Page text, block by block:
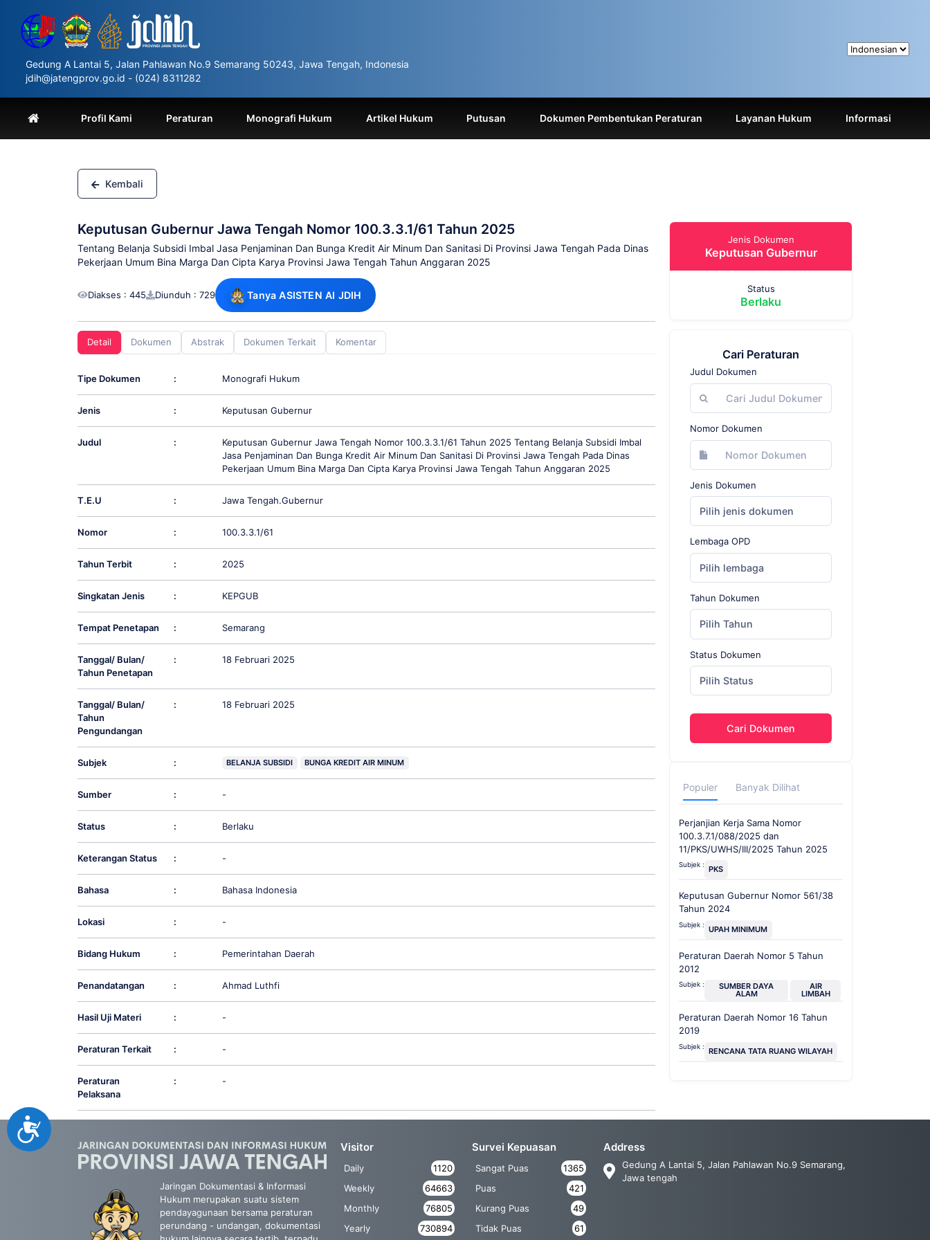
website
includes
accessibility
system.
Control-
F11
Accessibility
Gedung A Lantai 5, Jalan Pahlawan No.9 Semarang 50243, Jawa Tengah, Indonesia
jdih@jatengprov.go.id - (024) 8311282
Profil Kami Peraturan Monografi Hukum Artikel Hukum Putusan Dokumen Pembentukan Peraturan Layanan Hukum Informasi
Kembali
Keputusan Gubernur Jawa Tengah Nomor 100.3.3.1/61 Tahun 2025
Tentang Belanja Subsidi Imbal Jasa Penjaminan Dan Bunga Kredit Air Minum Dan Sanitasi Di Provinsi Jawa Tengah Pada Dinas
Pekerjaan Umum Bina Marga Dan Cipta Karya Provinsi Jawa Tengah Tahun Anggaran 2025
Diakses : 445 Diunduh : 729 Tanya ASISTEN AI JDIH
Detail Dokumen Abstrak Dokumen Terkait Komentar
Tipe Dokumen : Monografi Hukum
Jenis : Keputusan Gubernur
Judul :
Keputusan Gubernur Jawa Tengah Nomor 100.3.3.1/61 Tahun 2025 Tentang Belanja Subsidi Imbal
Jasa Penjaminan Dan Bunga Kredit Air Minum Dan Sanitasi Di Provinsi Jawa Tengah Pada Dinas
Pekerjaan Umum Bina Marga Dan Cipta Karya Provinsi Jawa Tengah Tahun Anggaran 2025
T.E.U : Jawa Tengah.Gubernur
Nomor : 100.3.3.1/61
Tahun Terbit : 2025
Singkatan Jenis : KEPGUB
Tempat Penetapan : Semarang
Tanggal/ Bulan/
Tahun Penetapan
: 18 Februari 2025
Tanggal/ Bulan/
Tahun
Pengundangan
: 18 Februari 2025
Subjek : BELANJA SUBSIDI BUNGA KREDIT AIR MINUM
Sumber : -
Status : Berlaku
Keterangan Status : -
Bahasa : Bahasa Indonesia
Lokasi : -
Bidang Hukum : Pemerintahan Daerah
Penandatangan : Ahmad Luthfi
Hasil Uji Materi : -
Peraturan Terkait : -
Peraturan
Pelaksana
: -
Jenis Dokumen
Keputusan Gubernur
Status
Berlaku
Cari Peraturan
Judul Dokumen
Nomor Dokumen
Jenis Dokumen
Pilih jenis dokumen
Lembaga OPD
Pilih lembaga
Tahun Dokumen
Pilih Tahun
Status Dokumen
Pilih Status
Cari Dokumen
Populer Banyak Dilihat
Perjanjian Kerja Sama Nomor
100.3.7.1/088/2025 dan
11/PKS/UWHS/III/2025 Tahun 2025
Subjek : PKS
Keputusan Gubernur Nomor 561/38
Tahun 2024
Subjek : UPAH MINIMUM
Peraturan Daerah Nomor 5 Tahun
2012
Subjek : SUMBER DAYA
ALAM
AIR
LIMBAH
Peraturan Daerah Nomor 16 Tahun
2019
Subjek : RENCANA TATA RUANG WILAYAH
Jaringan Dokumentasi & Informasi
Hukum merupakan suatu sistem
pendayagunaan bersama peraturan
perundang - undangan, dokumentasi
Visitor
Daily
1120
Weekly
64663
Monthly
76805
Yearly
730894
Survei Kepuasan
Sangat Puas
1365
Puas
421
Kurang Puas
49
Tidak Puas
61
Address
Gedung A Lantai 5, Jalan Pahlawan No.9 Semarang,
Jawa tengah